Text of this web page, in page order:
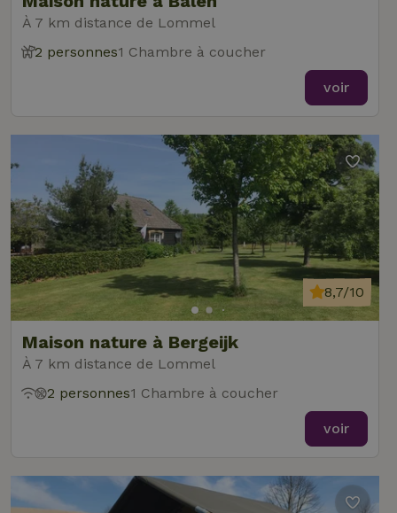
À 7 km distance de Lommel
2 personnes1 Chambre à coucher
voir
Maison nature à Bergeijk
À 7 km distance de Lommel
8,7/10
2 personnes1 Chambre à coucher
voir